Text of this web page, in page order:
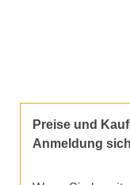
Preise und
Anmeldung